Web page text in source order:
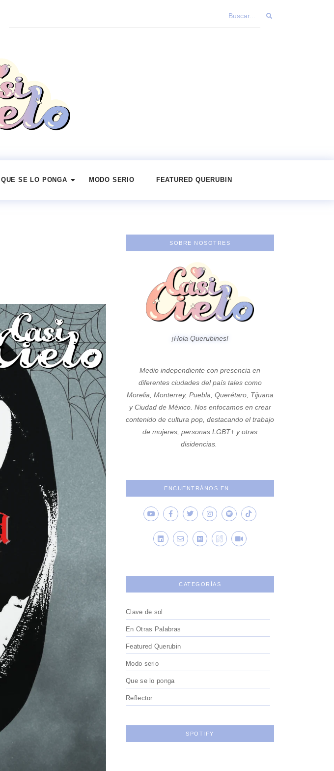
QUE SE LO PONGA MODO SERIO FEATURED QUERUBIN
SOBRE NOSOTRES
¡Hola Querubines!
Medio independiente con presencia en
diferentes ciudades del país tales como
Morelia, Monterrey, Puebla, Querétaro, Tijuana
y Ciudad de México. Nos enfocamos en crear
contenido de cultura pop, destacando el trabajo
de mujeres, personas LGBT+ y otras
disidencias.
ENCUENTRÁNOS EN...
CATEGORÍAS
Clave de sol
En Otras Palabras
Featured Querubin
Modo serio
Que se lo ponga
Reflector
SPOTIFY